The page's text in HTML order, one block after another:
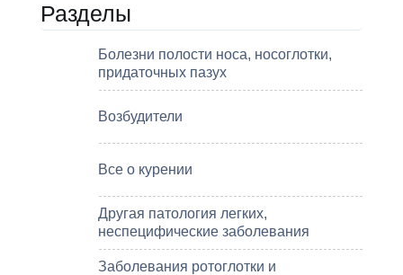
Разделы
Болезни полости носа, носоглотки,
придаточных пазух
Возбудители
Все о курении
Другая патология легких,
неспецифические заболевания
Заболевания ротоглотки и